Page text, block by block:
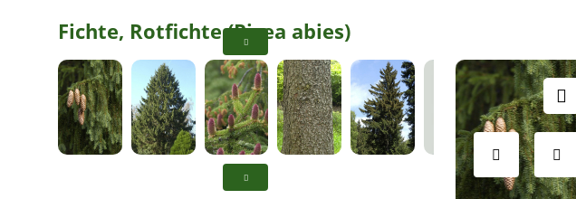
Fichte, Rotfichte (Picea abies)